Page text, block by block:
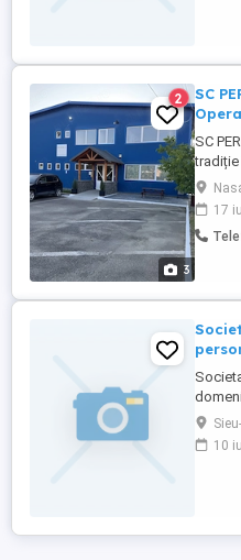
3
2
SC
SC
17
10